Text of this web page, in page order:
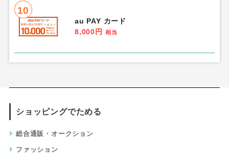
10
au PAY カード
8,000円
相当
ショッピングでためる
総合通販・オークション
ファッション